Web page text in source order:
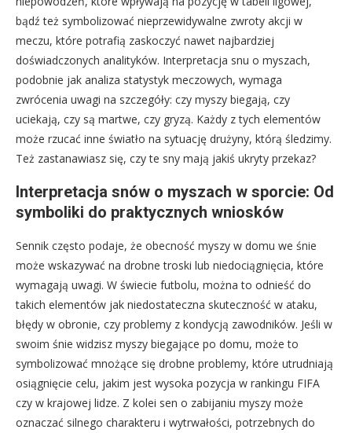
bądź też symbolizować nieprzewidywalne zwroty akcji w
meczu, które potrafią zaskoczyć nawet najbardziej
doświadczonych analityków. Interpretacja snu o myszach,
podobnie jak analiza statystyk meczowych, wymaga
zwrócenia uwagi na szczegóły: czy myszy biegają, czy
uciekają, czy są martwe, czy gryzą. Każdy z tych elementów
może rzucać inne światło na sytuację drużyny, którą śledzimy.
Też zastanawiasz się, czy te sny mają jakiś ukryty przekaz?
Interpretacja snów o myszach w sporcie: Od
symboliki do praktycznych wniosków
Sennik często podaje, że obecność myszy w domu we śnie
może wskazywać na drobne troski lub niedociągnięcia, które
wymagają uwagi. W świecie futbolu, można to odnieść do
takich elementów jak niedostateczna skuteczność w ataku,
błędy w obronie, czy problemy z kondycją zawodników. Jeśli w
swoim śnie widzisz myszy biegające po domu, może to
symbolizować mnożące się drobne problemy, które utrudniają
osiągnięcie celu, jakim jest wysoka pozycja w rankingu FIFA
czy w krajowej lidze. Z kolei sen o zabijaniu myszy może
oznaczać silnego charakteru i wytrwałości, potrzebnych do